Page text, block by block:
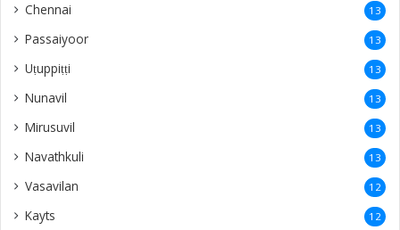
Chennai 13
Passaiyoor 13
Uṭuppiṭṭi 13
Nunavil 13
Mirusuvil 13
Navathkuli 13
Vasavilan 12
Kayts 12